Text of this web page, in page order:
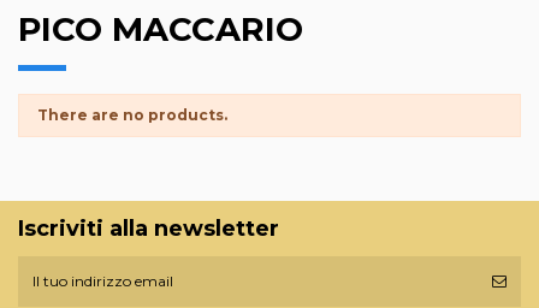
PICO MACCARIO
There are no products.
Iscriviti alla newsletter